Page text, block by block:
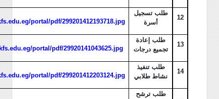
12
طلب تسجيل
أسرة
portal/pdf/299201412193718.jpg
13
طلب إعادة
تجميع درجات
portal/pdf/29920141043625.jpg
14
طلب تنفيذ
نشاط طلابي
portal/pdf/299201412203124.jpg
طلب ترشح